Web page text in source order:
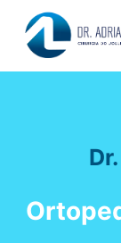
para